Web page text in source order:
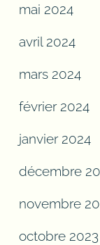
mai 2024
avril 2024
mars 2024
février 2024
janvier 2024
décembre
novembre
octobre 2023